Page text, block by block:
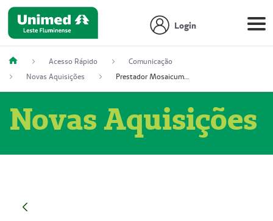
Login
Acesso Rápido
Comunicação
Novas Aquisições
Prestador Mosaicum Espaço Clínico Eireli (51004355-5)
Novas Aquisições